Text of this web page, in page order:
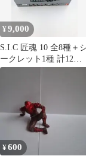
¥9,000
S.I.C 匠魂 10 全8種＋
ークレット1種 計12個
竹谷隆之 電王 モモタ
¥600